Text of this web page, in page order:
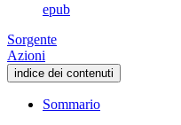
epub
Sorgente
Azioni
indice dei contenuti
Sommario